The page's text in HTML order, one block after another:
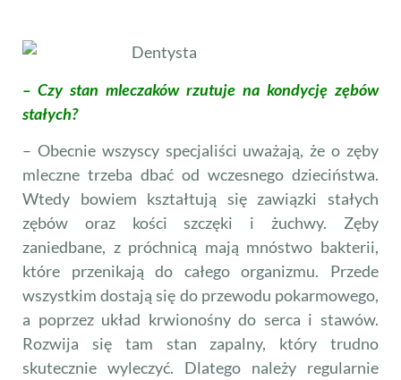
– Czy stan mleczaków rzutuje na kondycję zębów
stałych?
– Obecnie wszyscy specjaliści uważają, że o zęby
mleczne trzeba dbać od wczesnego dzieciństwa.
Wtedy bowiem kształtują się zawiązki stałych
zębów oraz kości szczęki i żuchwy. Zęby
zaniedbane, z próchnicą mają mnóstwo bakterii,
które przenikają do całego organizmu. Przede
wszystkim dostają się do przewodu pokarmowego,
a poprzez układ krwionośny do serca i stawów.
Rozwija się tam stan zapalny, który trudno
skutecznie wyleczyć. Dlatego należy regularnie